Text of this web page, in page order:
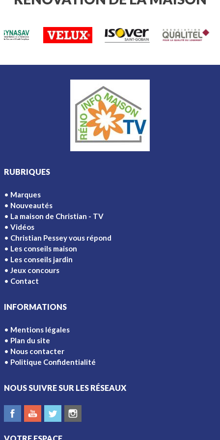
RUBRIQUES
Marques
Nouveautés
La maison de Christian - TV
Vidéos
Christian Pessey vous répond
Les conseils maison
Les conseils jardin
Jeux concours
Contact
INFORMATIONS
Mentions légales
Plan du site
Nous contacter
Politique Confidentialité
NOUS SUIVRE SUR LES RÉSEAUX
VOTRE ESPACE